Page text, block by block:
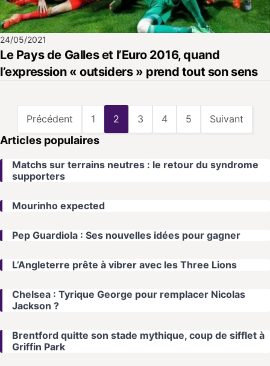
24/05/2021
Le Pays de Galles et l’Euro 2016, quand
l’expression « outsiders » prend tout son sens
Précédent 1 2 3 4 5 Suivant
Articles populaires
Matchs sur terrains neutres : le retour du syndrome
supporters
Mourinho expected
Pep Guardiola : Ses nouvelles idées pour gagner
L’Angleterre prête à vibrer avec les Three Lions
Chelsea : Tyrique George pour remplacer Nicolas
Jackson ?
Brentford quitte son stade mythique, coup de sifflet à
Griffin Park